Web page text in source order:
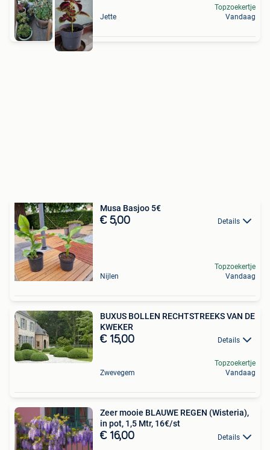
Jette
Topzoekertje
Vandaag
Musa Basjoo 5€
€ 5,00 Details
Nijlen
Topzoekertje
Vandaag
BUXUS BOLLEN RECHTSTREEKS VAN DE
KWEKER
€ 15,00 Details
Zwevegem
Topzoekertje
Vandaag
Zeer mooie BLAUWE REGEN (Wisteria),
in pot, 1,5 Mtr, 16€/st
€ 16,00 Details